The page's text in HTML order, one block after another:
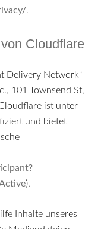
.
Cloudflare
Delivery Network“
101 Townsend St,
ist unter
und bietet
).
Inhalte unseres